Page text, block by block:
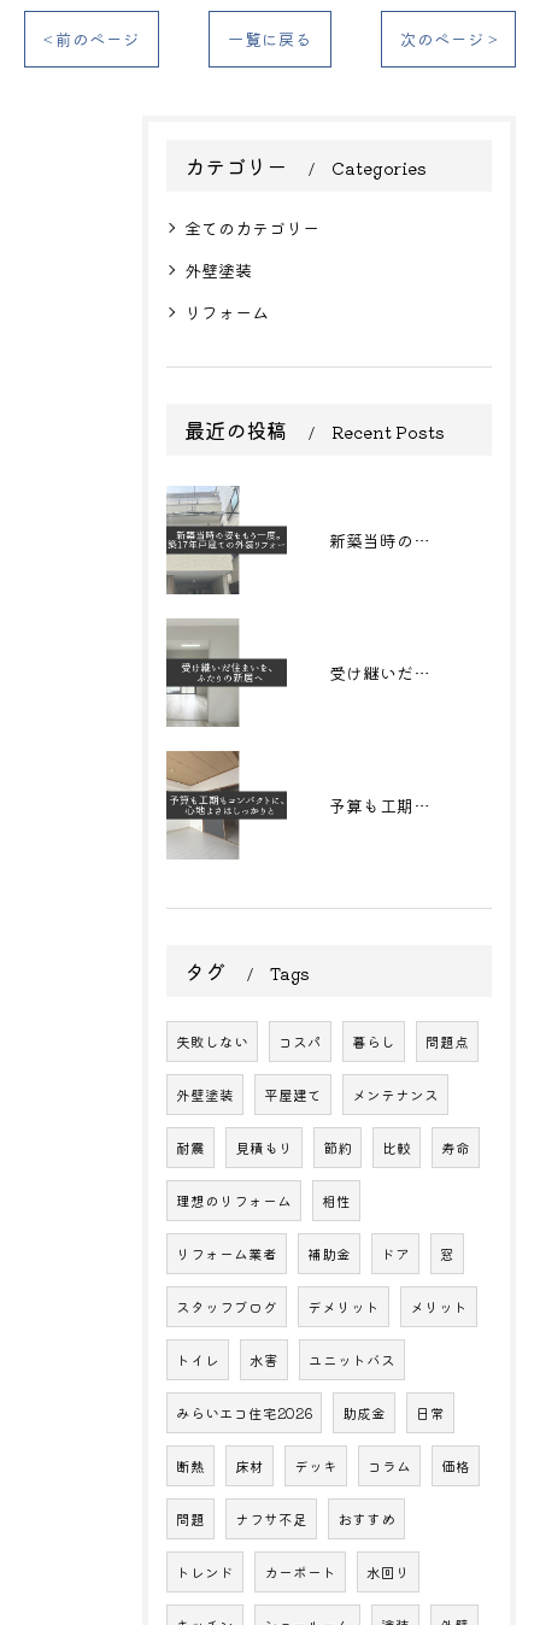
< 前のページ 一覧に戻る 次のページ >
カテゴリー Categories
全てのカテゴリー
外壁塗装
リフォーム
最近の投稿 Recent Posts
新築当時の姿をもう一度。築17年戸建ての外装リフォーム
受け継いだ住まいを、 ふたりの新居へ
予算も工期もコンパクトに、心地よさはしっかりと
タグ Tags
失敗しない コスパ 暮らし 問題点
外壁塗装 平屋建て メンテナンス
耐震 見積もり 節約 比較 寿命
理想のリフォーム 相性
リフォーム業者 補助金 ドア 窓
スタッフブログ デメリット メリット
トイレ 水害 ユニットバス
みらいエコ住宅2026 助成金 日常
断熱 床材 デッキ コラム 価格
問題 ナフサ不足 おすすめ
トレンド カーポート 水回り